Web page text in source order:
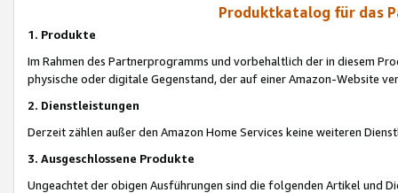
Produktkatalog für das
1. Produkte
Im Rahmen des Partnerprogramms und vorbehaltlich der in diesem
physische oder digitale Gegenstand, der auf einer Amazon-Website
2. Dienstleistungen
Derzeit zählen außer den Amazon Home Services keine weiteren
3. Ausgeschlossene Produkte
Ungeachtet der obigen Ausführungen sind die folgenden Artikel und